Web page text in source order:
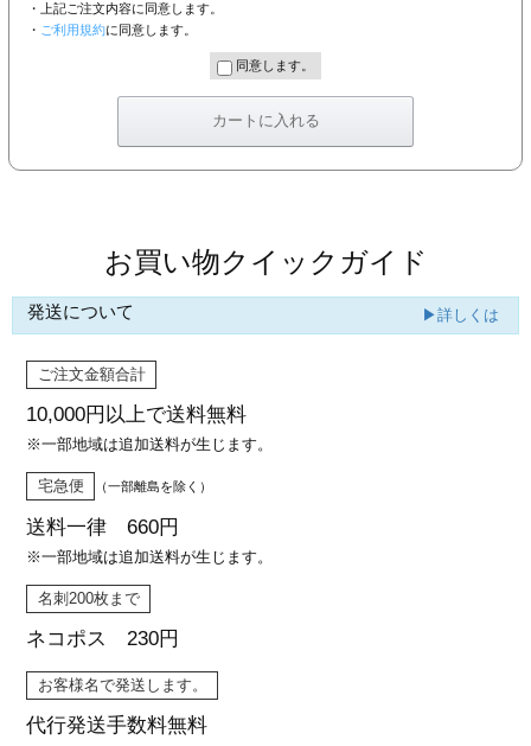
・上記ご注文内容に同意します。
・ ご利用規約に同意します。
同意します。
お買い物クイックガイド
発送について ▶詳しくは
ご注文金額合計
10,000円以上で送料無料
※一部地域は追加送料が生じます。
宅急便 （一部離島を除く）
送料一律 660円
※一部地域は追加送料が生じます。
名刺200枚まで
ネコポス 230円
お客様名で発送します。
代行発送手数料無料